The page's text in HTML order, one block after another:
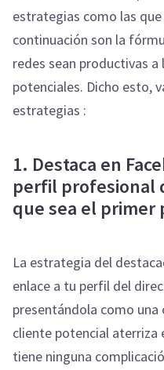
estrategias como las
continuación son la
redes sean productivas
potenciales. Dicho esto,
estrategias :
1. Destaca en
perfil profesional
que sea el primer
La estrategia del
enlace a tu perfil del
presentándola como
cliente potencial aterriza
tiene ninguna